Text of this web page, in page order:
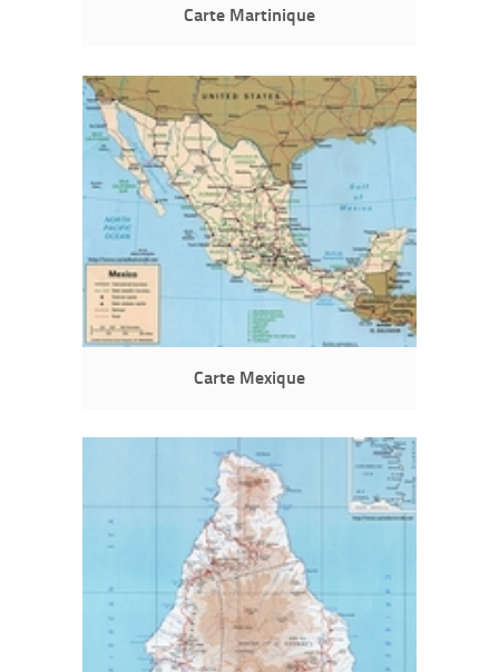
Carte Martinique
Carte Mexique